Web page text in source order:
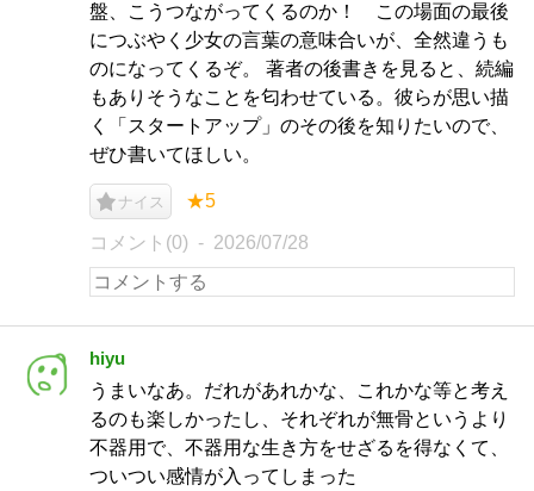
盤、こうつながってくるのか！ この場面の最後
につぶやく少女の言葉の意味合いが、全然違うも
のになってくるぞ。 著者の後書きを見ると、続編
もありそうなことを匂わせている。彼らが思い描
く「スタートアップ」のその後を知りたいので、
ぜひ書いてほしい。
ナイス ★5
コメント(0) 2026/07/28
hiyu
うまいなあ。だれがあれかな、これかな等と考え
るのも楽しかったし、それぞれが無骨というより
不器用で、不器用な生き方をせざるを得なくて、
ついつい感情が入ってしまった